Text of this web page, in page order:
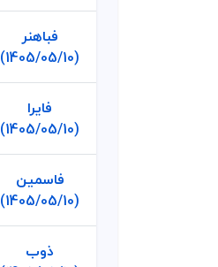
فباهنر
(1405/05/10)
فایرا
(1405/05/10)
فاسمین
(1405/05/10)
ذوب